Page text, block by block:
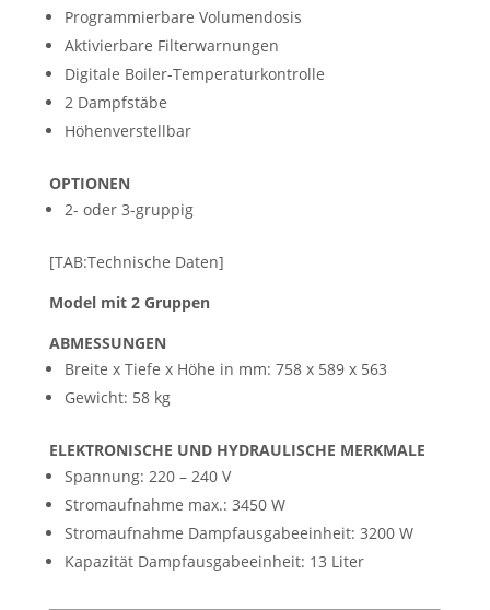
​Programmierbare Volumendosis
Aktivierbare Filterwarnungen
Digitale Boiler-Temperaturkontrolle
2 Dampfstäbe
Höhenverstellbar
OPTIONEN
2- oder 3-gruppig​
[TAB:Technische Daten]
Model mit 2 Gruppen
ABMESSUNGEN
Breite x Tiefe x Höhe in mm: 758 x 589 x 563
Gewicht: 58 kg
ELEKTRONISCHE UND HYDRAULISCHE MERKMALE
Spannung: 220 – 240 V
Stromaufnahme max.: 3450 W
​Stromaufnahme Dampfausgabeeinheit: 3200 W
Kapazität Dampfausgabeeinheit: 13 Liter